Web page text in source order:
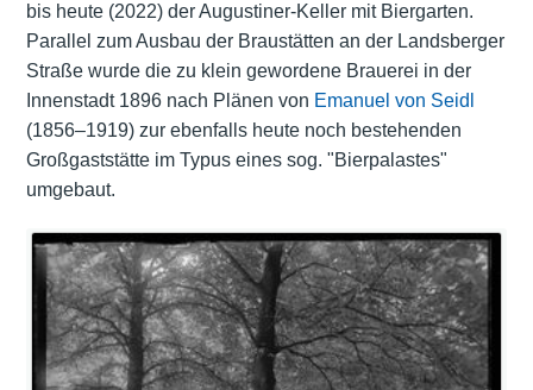
bis heute (2022) der Augustiner-Keller mit Biergarten.
Parallel zum Ausbau der Braustätten an der Landsberger
Straße wurde die zu klein gewordene Brauerei in der
Innenstadt 1896 nach Plänen von Emanuel von Seidl
(1856–1919) zur ebenfalls heute noch bestehenden
Großgaststätte im Typus eines sog. "Bierpalastes"
umgebaut.